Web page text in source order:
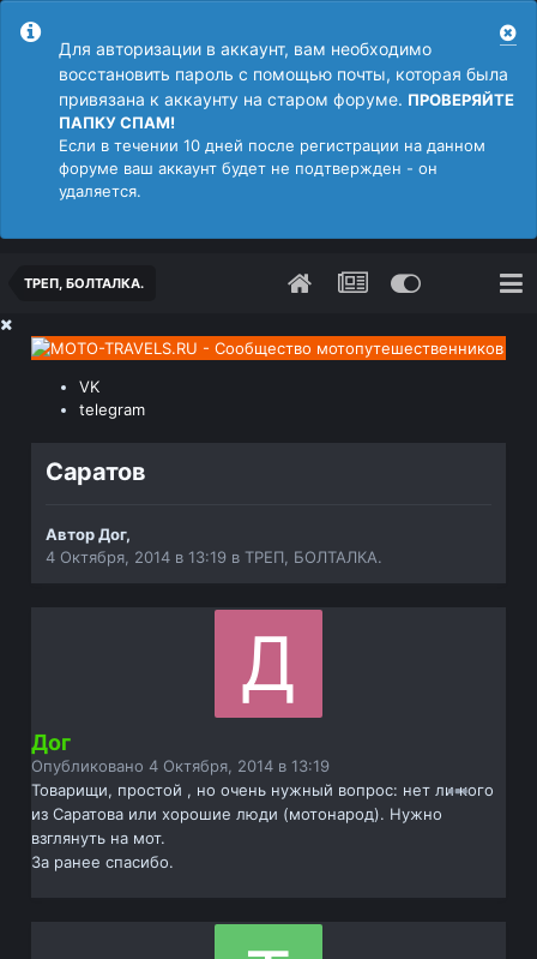
Для авторизации в аккаунт, вам необходимо
восстановить пароль с помощью почты, которая была
привязана к аккаунту на старом форуме. ПРОВЕРЯЙТЕ
ПАПКУ СПАМ!
Если в течении 10 дней после регистрации на данном
форуме ваш аккаунт будет не подтвержден - он
удаляется.
ТРЕП, БОЛТАЛКА.
VK
telegram
Саратов
АвторДог,
4 Октября, 2014 в 13:19 вТРЕП, БОЛТАЛКА.
Дог
Опубликовано4 Октября, 2014 в 13:19
Товарищи, простой , но очень нужный вопрос: нет ли кого
из Саратова или хорошие люди (мотонарод). Нужно
взглянуть на мот.
За ранее спасибо.